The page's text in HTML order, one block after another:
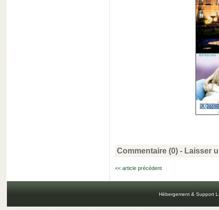
Commentaire (0) - Laisser
<< article précédent
Hébergement & Support